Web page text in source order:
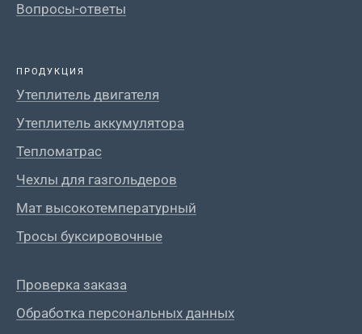
Вопросы-ответы
ПРОДУКЦИЯ
Утеплитель двигателя
Утеплитель аккумулятора
Тепломатрас
Чехлы для газгольдеров
Мат высокотемпературный
Тросы буксировочные
Проверка заказа
Обработка персональных данных